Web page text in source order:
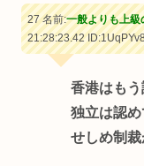
27 名前:一般よりも上級
21:28:23.42
香港はもう
独立は認
せしめ制裁